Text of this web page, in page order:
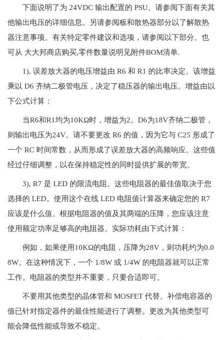
下面说明了为 24VDC 输出配置的 PSU。请参阅下面有关其
他输出电压的详细信息。另请参阅板和散热器部分以了解散热
器注意事项。有关特定零件建议和选项，请参阅以下部分。也
可从 大大邦商店购买,零件数量说明见附件BOM清单.
1), 误差放大器的电压增益由 R6 和 R1 的比率决定。该增益
乘以 D6 齐纳二极管电压，决定了稳压器的输出电压。增益由以
下公式计算：
当R6和R1均为10KΩ时，增益为2。D6为18V齐纳二极管，
则输出电压为24V。请不要更改 R6 的值，因为它与 C25 形成了
一个 RC 时间常数，从而形成了误差放大器的高频响应。这些值
经过仔细调整，以在保持稳定性的同时提供扩展的带宽。
3), R7 是 LED 的限流电阻。这些电阻器的最佳值取决于您
选择的 LED。使用这个在线 LED 电阻值计算器来确定您的 R7
应该是什么值。根据电阻器的值及其两端的压降，您应该注意
使用额定功率足够高的电阻器。实际功耗由下式计算：
例如，如果使用10KΩ的电阻，压降为28V，则功耗约为0.0
8W。在这种情况下，一个 1/8W 或 1/4W 的电阻器就可以正常
工作。电阻器的类型并不重要，只要合适即可。
不要用其他类型的晶体管和 MOSFET 代替。补偿电容器的
值已针对指定器件的最佳性能进行了调整。更改为其他类型可
能会降低性能或导致不稳定。